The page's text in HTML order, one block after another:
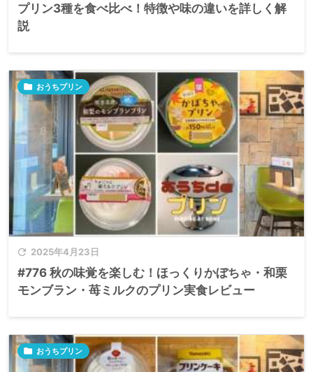
プリン3種を食べ比べ！特徴や味の違いを詳しく解
説
 2025年4月23日
 おうちプリン
#776 秋の味覚を楽しむ！ほっくりかぼちゃ・和栗
モンブラン・苺ミルクのプリン実食レビュー
 おうちプリン